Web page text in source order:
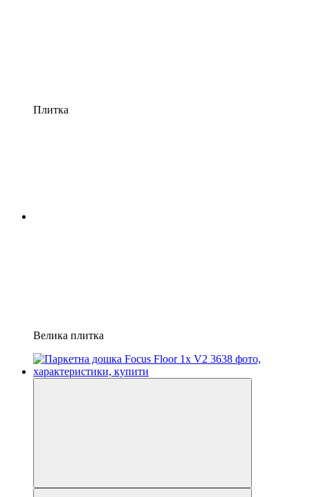
Плитка
Велика плитка